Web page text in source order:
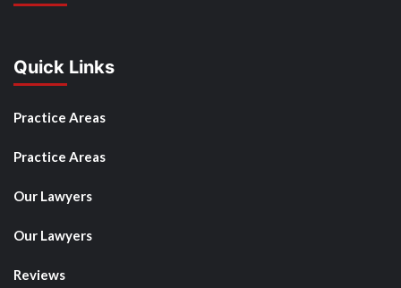
Quick Links
Practice Areas
Practice Areas
Our Lawyers
Our Lawyers
Reviews